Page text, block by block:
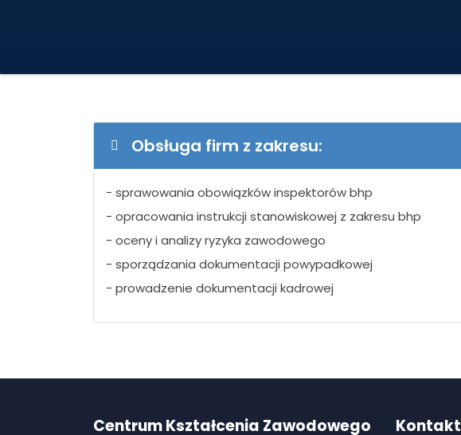
Obsługa firm z zakresu:
- sprawowania obowiązków inspektorów bhp
- opracowania instrukcji stanowiskowej z zakresu bhp
- oceny i analizy ryzyka zawodowego
- sporządzania dokumentacji powypadkowej
- prowadzenie dokumentacji kadrowej
Centrum Kształcenia Zawodowego Kontakt